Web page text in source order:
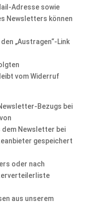
Adresse sowie
Newsletters können
„Austragen“-Link
vom Widerruf
Bezugs bei
dem Newsletter bei
gespeichert
oder nach
aus unserem